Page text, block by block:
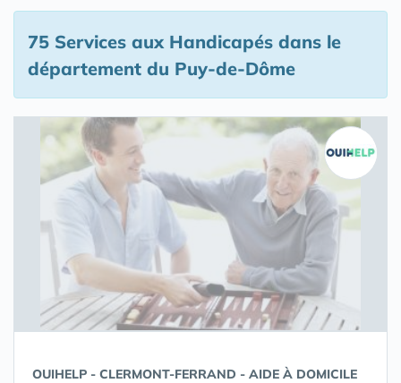
75 Services aux Handicapés dans le
département du Puy-de-Dôme
OUIHELP - CLERMONT-FERRAND - AIDE À DOMICILE